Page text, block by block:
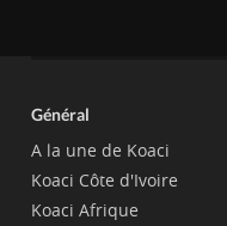
Général
A la une de Koaci
Koaci Côte d'Ivoire
Koaci Afrique